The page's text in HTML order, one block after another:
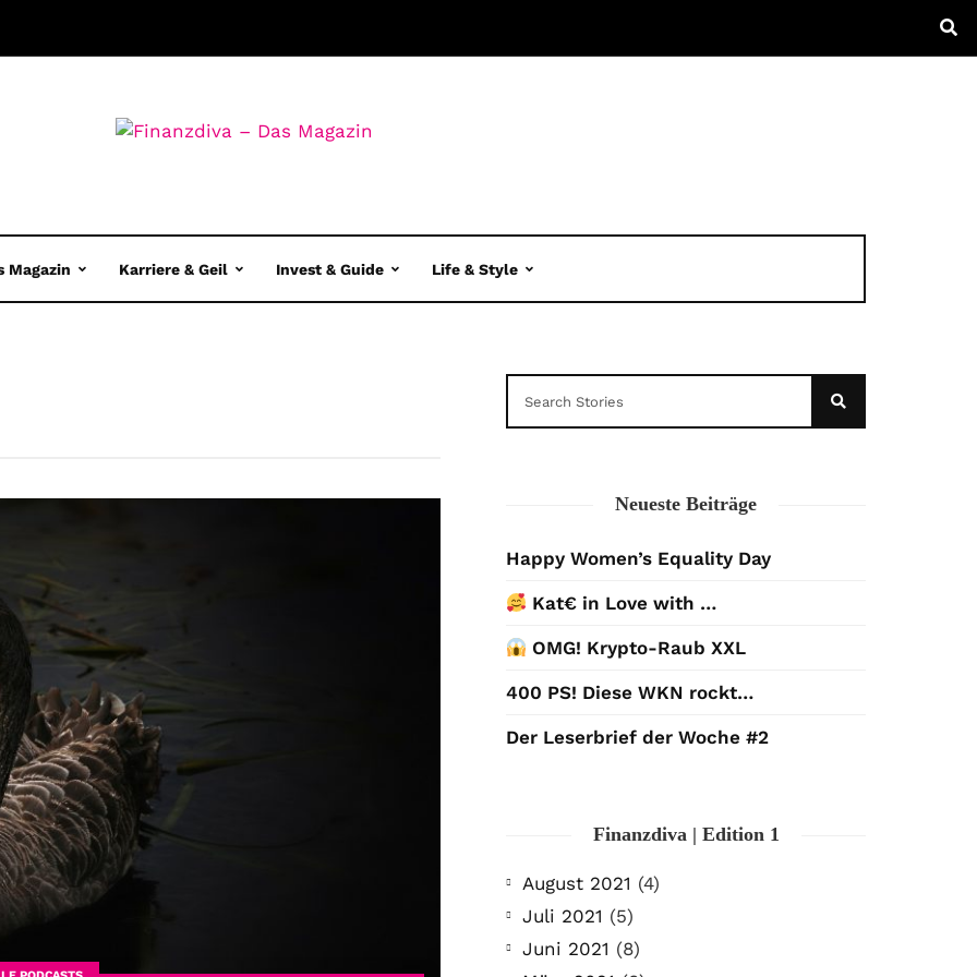
Magazin Karriere & Geil Invest & Guide Life & Style
Neueste Beiträge
Happy Women’s Equality Day
Kat€ in Love with …
OMG! Krypto-Raub XXL
400 PS! Diese WKN rockt…
Der Leserbrief der Woche #2
Finanzdiva | Edition 1
August 2021 (4)
Juli 2021 (5)
Juni 2021 (8)